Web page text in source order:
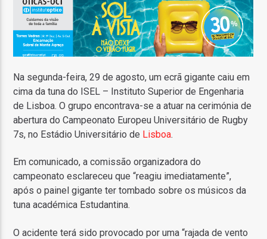
ON FM
Na segunda-feira, 29 de agosto, um ecrã gigante caiu em
cima da tuna do ISEL – Instituto Superior de Engenharia
de Lisboa. O grupo encontrava-se a atuar na cerimónia de
abertura do Campeonato Europeu Universitário de Rugby
7s, no Estádio Universitário de Lisboa.
Em comunicado, a comissão organizadora do
campeonato esclareceu que “reagiu imediatamente”,
após o painel gigante ter tombado sobre os músicos da
tuna académica Estudantina.
O acidente terá sido provocado por uma “rajada de vento